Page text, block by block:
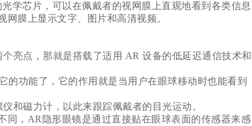
学芯片，可以在佩戴者的视网膜上直观地看到各类信息
膜上显示文字、图片和高清视频。
亮点，那就是搭载了适用 AR 设备的低延迟通信技术和
功能了，它的作用就是当用户在眼球移动时也能看到
和磁力计，以此来跟踪佩戴者的目光运动。
，AR隐形眼镜是通过直接贴在眼球表面的传感器来感